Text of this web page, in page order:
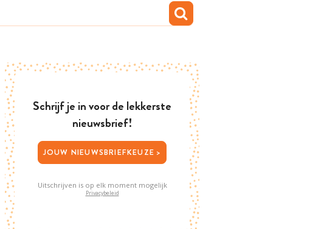
Schrijf je in voor de lekkerste
nieuwsbrief!
JOUW NIEUWSBRIEFKEUZE >
Uitschrijven is op elk moment mogelijk
Privacybeleid